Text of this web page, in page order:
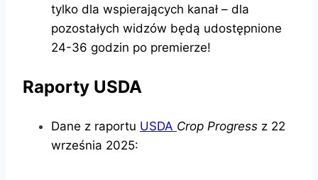
tylko dla wspierających kanał – dla
pozostałych widzów będą udostępnione
24-36 godzin po premierze!
Raporty USDA
Dane z raportu USDA Crop Progress z 22
września 2025: